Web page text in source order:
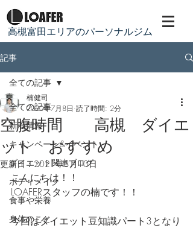
​高槻富田エリアのパーソナルジム
記事
全ての記事
新着情報
キャンペーン&イベント
ダイエット関連ブログ
ボディメイク
食事や栄養
身体のこと
全ての記事
空腹時間 高槻 ダイエ
ット おすすめ
楠健司
2020年7月8日 読了時間: 2分
更新日：2021年3月10日
こんにちは！！
LOAFERスタッフの楠です！！
今回はダイエット豆知識パート3となり